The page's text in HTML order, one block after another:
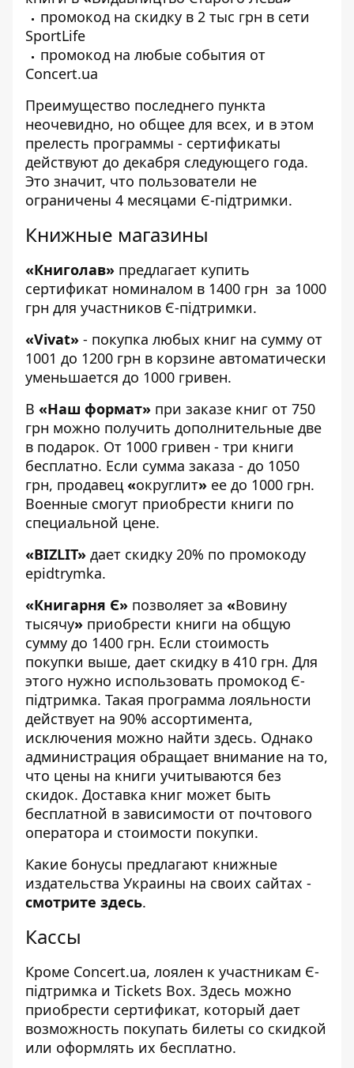
промокод на скидку в 2 тыс грн в сети
SportLife
промокод на любые события от
Concert.ua
Преимущество последнего пункта
неочевидно, но общее для всех, и в этом
прелесть программы - сертификаты
действуют до декабря следующего года.
Это значит, что пользователи не
ограничены 4 месяцами Є-підтримки.
Книжные магазины
«Книголав» предлагает купить
сертификат номиналом в 1400 грн за 1000
грн для участников Є-підтримки.
«Vivat» - покупка любых книг на сумму от
1001 до 1200 грн в корзине автоматически
уменьшается до 1000 гривен.
В «Наш формат» при заказе книг от 750
грн можно получить дополнительные две
в подарок. От 1000 гривен - три книги
бесплатно. Если сумма заказа - до 1050
грн, продавец «округлит» ее до 1000 грн.
Военные смогут приобрести книги по
специальной цене.
«BIZLIT» дает скидку 20% по промокоду
epidtrymka.
«Книгарня Є» позволяет за «Вовину
тысячу» приобрести книги на общую
сумму до 1400 грн. Если стоимость
покупки выше, дает скидку в 410 грн. Для
этого нужно использовать промокод Є-
підтримка. Такая программа лояльности
действует на 90% ассортимента,
исключения можно найти здесь. Однако
администрация обращает внимание на то,
что цены на книги учитываются без
скидок. Доставка книг может быть
бесплатной в зависимости от почтового
оператора и стоимости покупки.
Какие бонусы предлагают книжные
издательства Украины на своих сайтах -
смотрите здесь.
Кассы
Кроме Concert.ua, лоялен к участникам Є-
підтримка и Tickets Box. Здесь можно
приобрести сертификат, который дает
возможность покупать билеты со скидкой
или оформлять их бесплатно.